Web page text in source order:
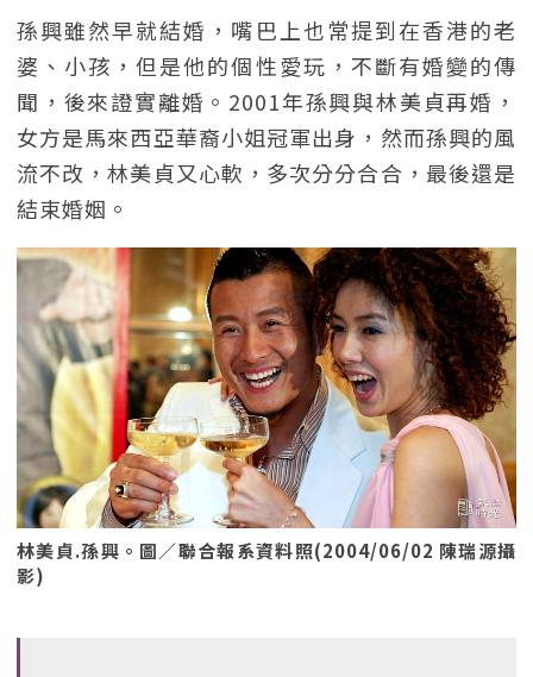
孫興雖然早就結婚，嘴巴上也常提到在香港的老
婆、小孩，但是他的個性愛玩，不斷有婚變的傳
聞，後來證實離婚。2001年孫興與林美貞再婚，
女方是馬來西亞華裔小姐冠軍出身，然而孫興的風
流不改，林美貞又心軟，多次分分合合，最後還是
結束婚姻。
林美貞.孫興。圖／聯合報系資料照(2004/06/02 陳瑞源攝
影)